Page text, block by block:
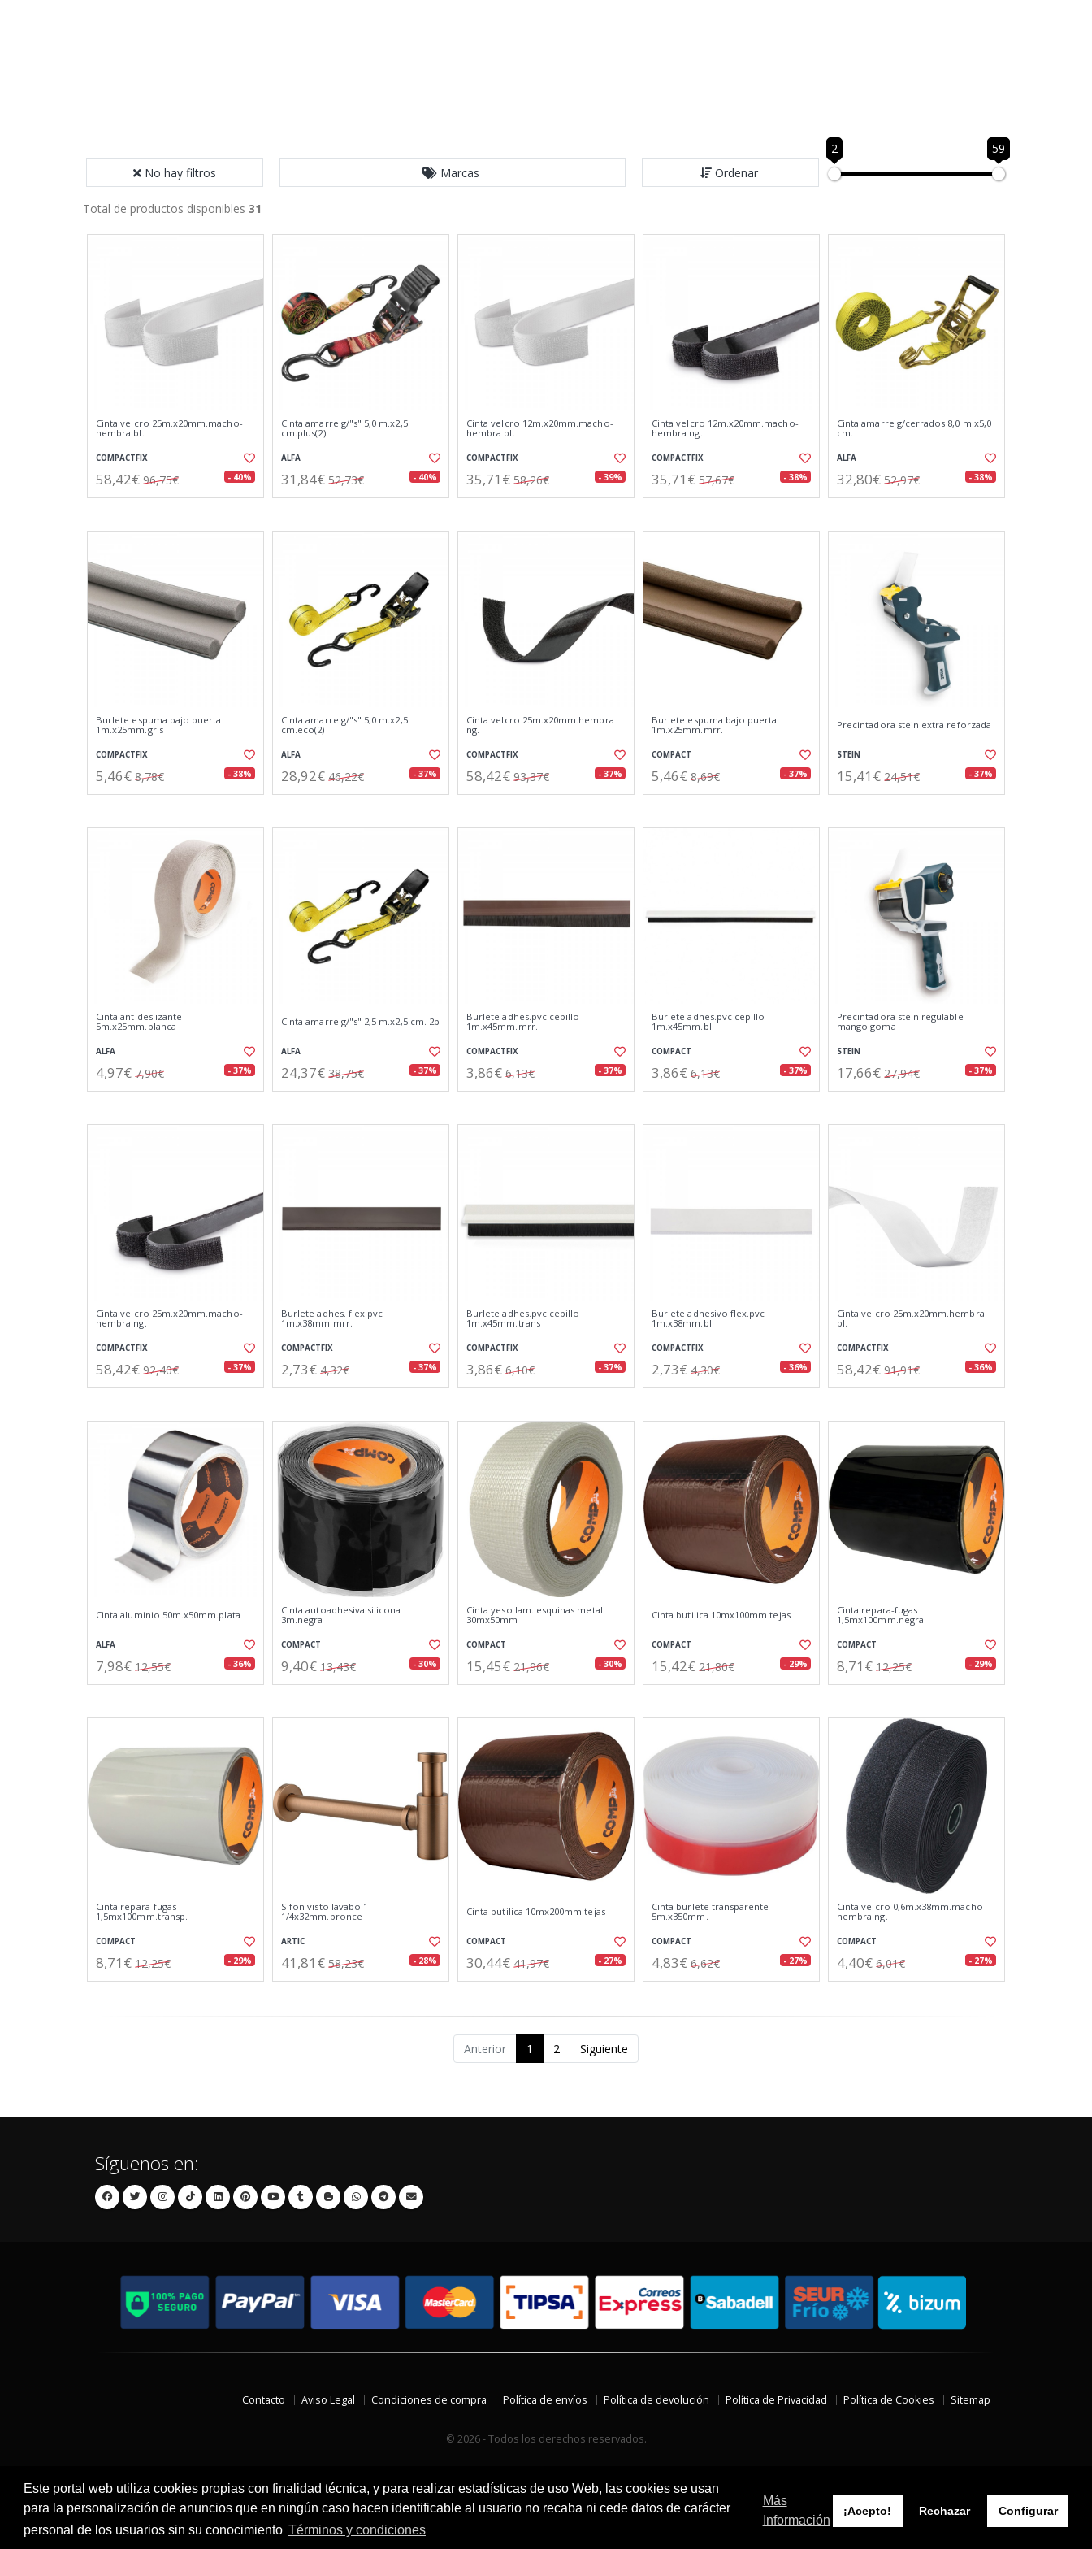
Este portal web utiliza cookies propias con finalidad técnica, y para realizar estadísticas de uso Web, las cookies se usan
para la personalización de anuncios que en ningún caso hacen identificable al usuario no recaba ni cede datos de carácter
personal de los usuarios sin su conocimiento Términos y condiciones
Más
Información
¡Acepto! Rechazar Configurar
No hay filtros Marcas Ordenar
2 59
Total de productos disponibles 31
Cinta velcro 25m.x20mm.macho-
hembra bl.
COMPACTFIX
58,42€ 96,75€ - 40%
Cinta amarre g/"s" 5,0 m.x2,5
cm.plus(2)
ALFA
31,84€ 52,73€ - 40%
Cinta velcro 12m.x20mm.macho-
hembra bl.
COMPACTFIX
35,71€ 58,26€ - 39%
Cinta velcro 12m.x20mm.macho-
hembra ng.
COMPACTFIX
35,71€ 57,67€ - 38%
Cinta amarre g/cerrados 8,0 m.x5,0
cm.
ALFA
32,80€ 52,97€ - 38%
Burlete espuma bajo puerta
1m.x25mm.gris
COMPACTFIX
5,46€ 8,78€ - 38%
Cinta amarre g/"s" 5,0 m.x2,5
cm.eco(2)
ALFA
28,92€ 46,22€ - 37%
Cinta velcro 25m.x20mm.hembra
ng.
COMPACTFIX
58,42€ 93,37€ - 37%
Burlete espuma bajo puerta
1m.x25mm.mrr.
COMPACT
5,46€ 8,69€ - 37%
Precintadora stein extra reforzada
STEIN
15,41€ 24,51€ - 37%
Cinta antideslizante
5m.x25mm.blanca
ALFA
4,97€ 7,90€ - 37%
Cinta amarre g/"s" 2,5 m.x2,5 cm. 2p
ALFA
24,37€ 38,75€ - 37%
Burlete adhes.pvc cepillo
1m.x45mm.mrr.
COMPACTFIX
3,86€ 6,13€ - 37%
Burlete adhes.pvc cepillo
1m.x45mm.bl.
COMPACT
3,86€ 6,13€ - 37%
Precintadora stein regulable
mango goma
STEIN
17,66€ 27,94€ - 37%
Cinta velcro 25m.x20mm.macho-
hembra ng.
COMPACTFIX
58,42€ 92,40€ - 37%
Burlete adhes. flex.pvc
1m.x38mm.mrr.
COMPACTFIX
2,73€ 4,32€ - 37%
Burlete adhes.pvc cepillo
1m.x45mm.trans
COMPACTFIX
3,86€ 6,10€ - 37%
Burlete adhesivo flex.pvc
1m.x38mm.bl.
COMPACTFIX
2,73€ 4,30€ - 36%
Cinta velcro 25m.x20mm.hembra
bl.
COMPACTFIX
58,42€ 91,91€ - 36%
Cinta aluminio 50m.x50mm.plata
ALFA
7,98€ 12,55€ - 36%
Cinta autoadhesiva silicona
3m.negra
COMPACT
9,40€ 13,43€ - 30%
Cinta yeso lam. esquinas metal
30mx50mm
COMPACT
15,45€ 21,96€ - 30%
Cinta butilica 10mx100mm tejas
COMPACT
15,42€ 21,80€ - 29%
Cinta repara-fugas
1,5mx100mm.negra
COMPACT
8,71€ 12,25€ - 29%
Cinta repara-fugas
1,5mx100mm.transp.
COMPACT
8,71€ 12,25€ - 29%
Sifon visto lavabo 1-
1/4x32mm.bronce
ARTIC
41,81€ 58,23€ - 28%
Cinta butilica 10mx200mm tejas
COMPACT
30,44€ 41,97€ - 27%
Cinta burlete transparente
5m.x350mm.
COMPACT
4,83€ 6,62€ - 27%
Cinta velcro 0,6m.x38mm.macho-
hembra ng.
COMPACT
4,40€ 6,01€ - 27%
Anterior 1 2 Siguiente
Síguenos en:
Contacto Aviso Legal Condiciones de compra Política de envíos Política de devolución Política de Privacidad Política de Cookies Sitemap
© 2026 - Todos los derechos reservados.